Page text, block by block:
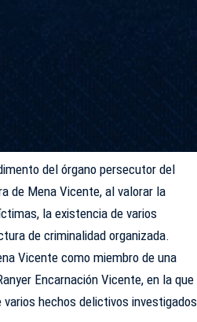
del órgano persecutor del
de Mena Vicente, al valorar la
la existencia de varios
de criminalidad organizada.
Vicente como miembro de una
Encarnación Vicente, en la que
hechos delictivos investigados